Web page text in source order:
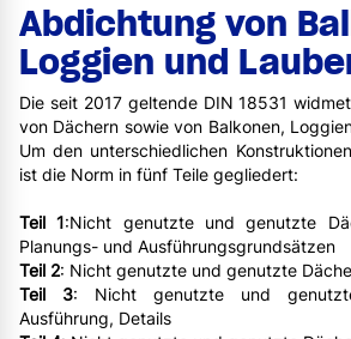
Abdichtung von
Loggien und
Die seit 2017 geltende DIN 18531
von Dächern sowie von Balkonen,
Um den unterschiedlichen
ist die Norm in fünf Teile gegliedert:
Teil 1:Nicht genutzte und genutzte
Planungs- und Ausführungsgrundsätzen
Teil 2: Nicht genutzte und genutzte
Teil 3: Nicht genutzte und
Ausführung, Details